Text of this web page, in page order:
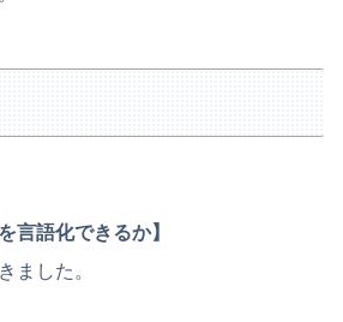
言語化できるか】
ました。